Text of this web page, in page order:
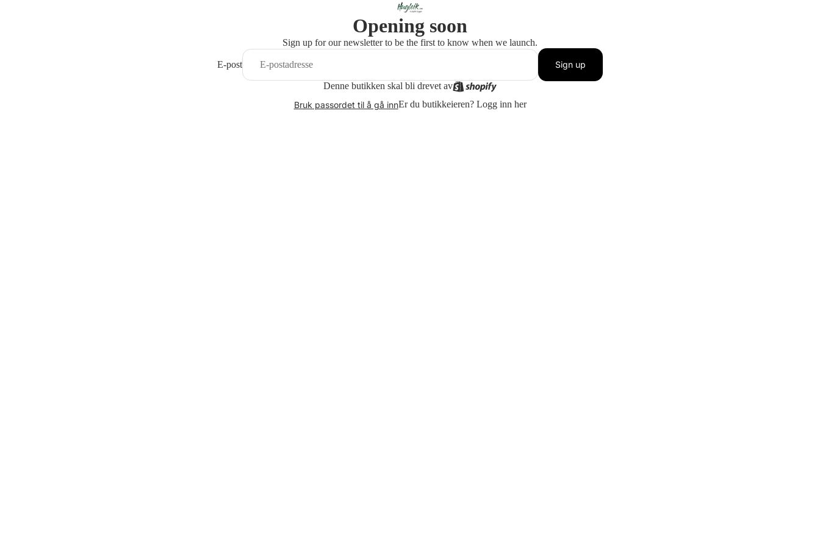
Opening soon
Sign up for our newsletter to be the first to know when we launch.
E-post Sign up
Denne butikken skal bli drevet av
Bruk passordet til å gå innEr du butikkeieren? Logg inn her